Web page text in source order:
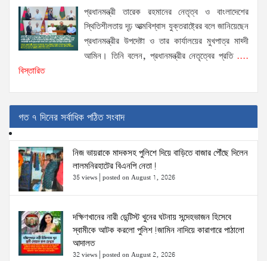
প্রধানমন্ত্রী তারেক রহমানের নেতৃত্ব ও বাংলাদেশের
স্থিতিশীলতায় দৃঢ় আত্মবিশ্বাস যুক্তরাষ্ট্রের বলে জানিয়েছেন
প্রধানমন্ত্রীর উপদেষ্টা ও তার কার্যালয়ের মুখপাত্র মাহ্দী
আমিন। তিনি বলেন, প্রধানমন্ত্রীর নেতৃত্বের প্রতি....
বিস্তারিত
গত ৭ দিনের সর্বাধিক পঠিত সংবাদ
নিজ ভায়রাকে মাদকসহ পুলিশে দিয়ে বাড়িতে বাজার পৌঁছে দিলেন
লালমনিরহাটের বিএনপি নেতা!
35 views posted on August 1, 2026
দক্ষিণখানের নারী ডেন্টিস্ট খুনের ঘটনায় সন্দেহভাজন হিসেবে
স্বামীকে আটক করলো পুলিশ!জামিন নাদিয়ে কারাগারে পাঠালো
আদালত
32 views posted on August 2, 2026